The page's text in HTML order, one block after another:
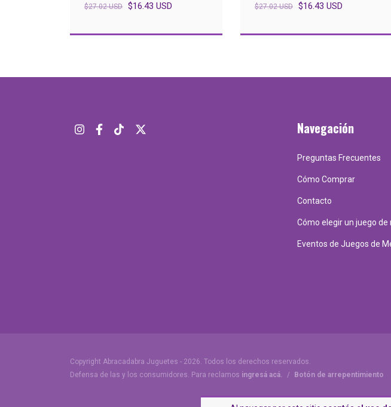
$27.02 USD $16.43 USD $27.02 USD $16.43 USD
Navegación
Preguntas Frecuentes
Cómo Comprar
Contacto
Cómo elegir un juego de
Eventos de Juegos de
Copyright Abracadabra Juguetes - 2026. Todos los derechos reservados.
Defensa de las y los consumidores. Para reclamos ingresá acá. / Botón de arrepentimiento